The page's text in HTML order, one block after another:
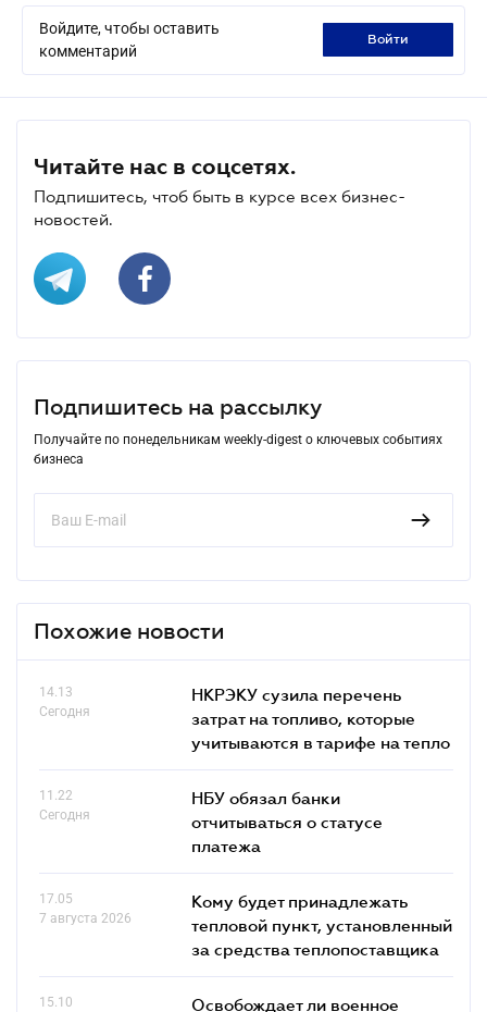
Войдите, чтобы оставить
комментарий
войти
Читайте нас в соцсетях.
Подпишитесь, чтоб быть в курсе всех бизнес-
новостей.
Подпишитесь на рассылку
Получайте по понедельникам weekly-digest о ключевых событиях
бизнеса
Похожие новости
14.13
Сегодня
НКРЭКУ сузила перечень
затрат на топливо, которые
учитываются в тарифе на тепло
11.22
Сегодня
НБУ обязал банки
отчитываться о статусе
платежа
17.05
7 августа 2026
Кому будет принадлежать
тепловой пункт, установленный
за средства теплопоставщика
15.10
Освобождает ли военное